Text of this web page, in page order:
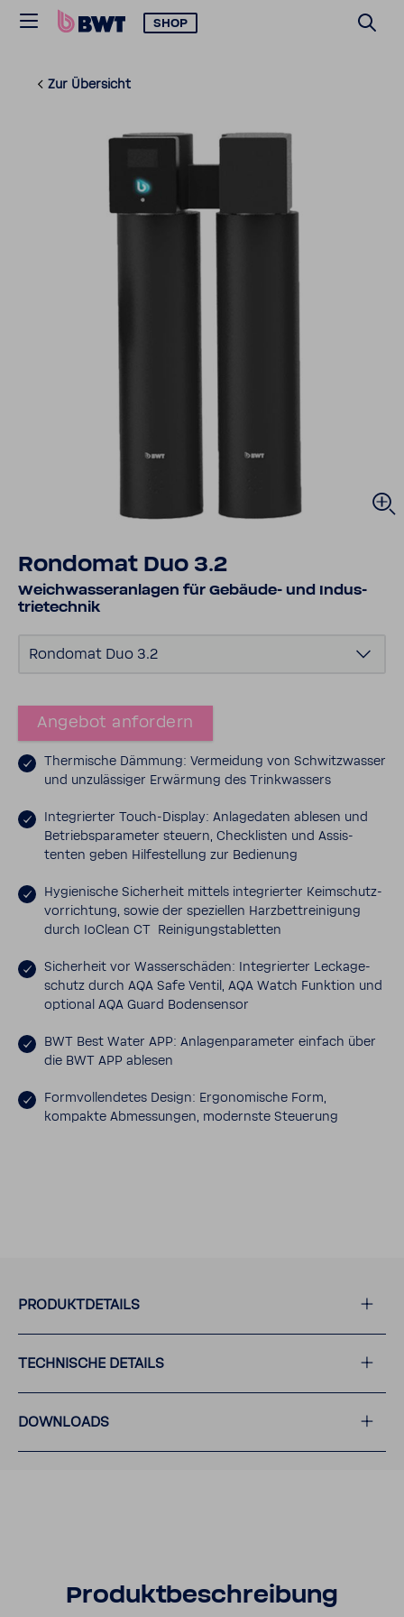
SHOP
Zur Über­sicht
Rondomat Duo 3.2
Weich­was­ser­an­lagen für Gebäude-​​ und Indus­
trie­technik
Rondomat Duo 3.2
Angebot anfor­dern
Ther­mi­sche Dämmung: Vermei­dung von Schwitz­wasser
und unzu­läs­siger Erwär­mung des Trink­was­sers
Inte­grierter Touch-​Display: Anla­ge­daten ablesen und
Betriebs­pa­ra­meter steuern, Check­listen und Assis­
tenten geben Hilfe­stel­lung zur Bedie­nung
Hygie­ni­sche Sicher­heit mittels inte­grierter Keim­schutz­
vor­rich­tung, sowie der spezi­ellen Harz­bett­rei­ni­gung
durch IoClean CT Reini­gungs­ta­bletten
Sicher­heit vor Wasser­schäden: Inte­grierter Leck­a­ge­
schutz durch AQA Safe Ventil, AQA Watch Funk­tion und
optional AQA Guard Boden­sensor
BWT Best Water APP: Anla­gen­pa­ra­meter einfach über
die BWT APP ablesen
Form­voll­endetes Design: Ergo­no­mi­sche Form,
kompakte Abmes­sungen, modernste Steue­rung
PRODUKT­DE­TAILS
TECH­NI­SCHE DETAILS
DOWN­LOADS
Produkt­be­schrei­bung